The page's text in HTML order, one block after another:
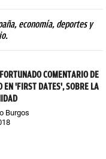
economía, deportes y
COMENTARIO DE
EN 'FIRST DATES', SOBRE LA
Burgos